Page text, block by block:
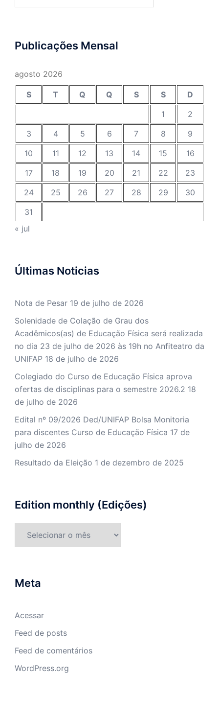
Publicações Mensal
agosto 2026
S T Q Q S S
D
1
2
3
4 5 6 7 8
9
10
11 12 13 14 15
16
17
18 19 20 21 22
23
24
25 26 27 28 29
30
31
« jul
Últimas Noticias
Nota de Pesar 19 de julho de 2026
Solenidade de Colação de Grau dos
Acadêmicos(as) de Educação Física será realizada
no dia 23 de julho de 2026 às 19h no Anfiteatro da
UNIFAP 18 de julho de 2026
Colegiado do Curso de Educação Física aprova
ofertas de disciplinas para o semestre 2026.2 18
de julho de 2026
Edital nº 09/2026 Ded/UNIFAP Bolsa Monitoria
para discentes Curso de Educação Física 17 de
julho de 2026
Resultado da Eleição 1 de dezembro de 2025
Edition monthly (Edições)
Meta
Acessar
Feed de posts
Feed de comentários
WordPress.org